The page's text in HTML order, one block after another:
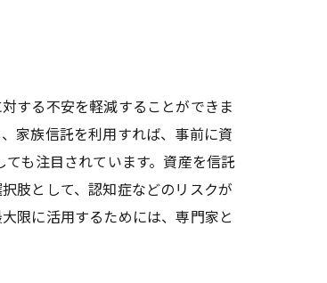
する不安を軽減することができま
家族信託を利用すれば、事前に資
も注目されています。資産を信託
肢として、認知症などのリスクが
限に活用するためには、専門家と